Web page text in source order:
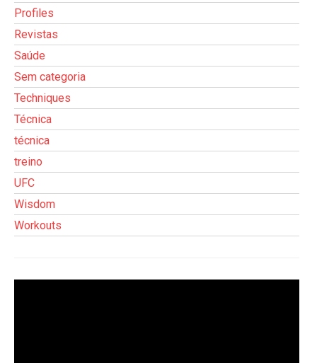
Profiles
Revistas
Saúde
Sem categoria
Techniques
Técnica
técnica
treino
UFC
Wisdom
Workouts